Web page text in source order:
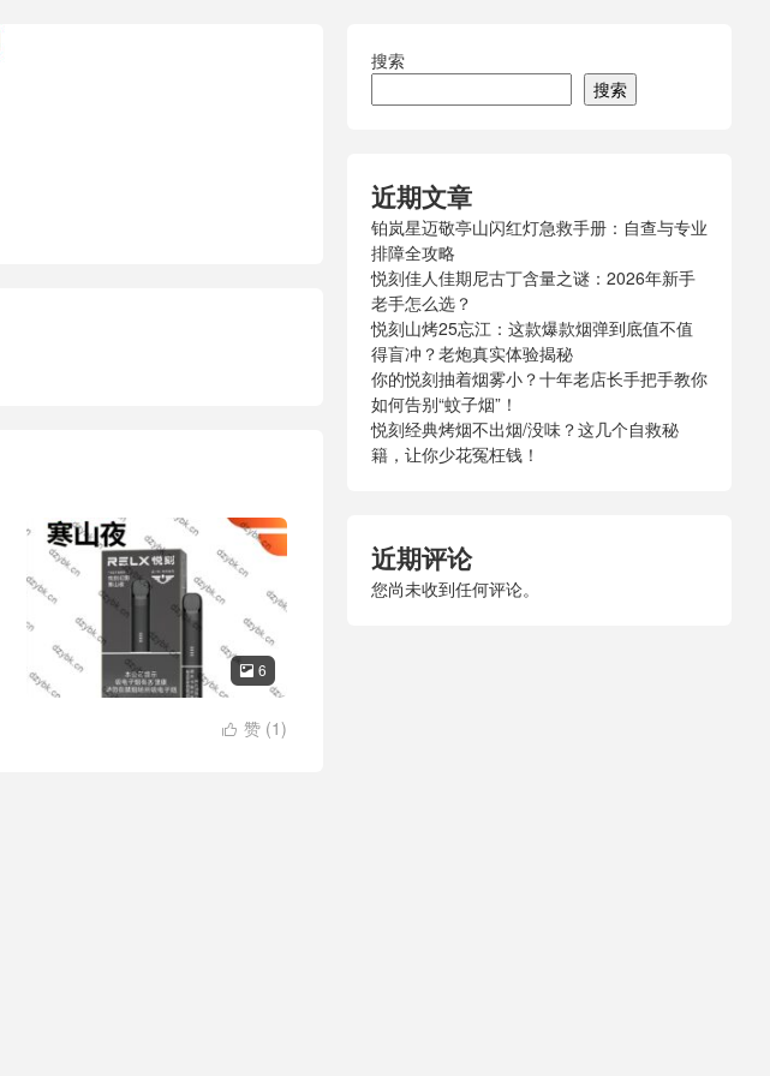
 6
 赞 (1)
搜索
搜索
近期文章
铂岚星迈敬亭山闪红灯急救手册：自查与专业
排障全攻略
悦刻佳人佳期尼古丁含量之谜：2026年新手
老手怎么选？
悦刻山烤25忘江：这款爆款烟弹到底值不值
得盲冲？老炮真实体验揭秘
你的悦刻抽着烟雾小？十年老店长手把手教你
如何告别“蚊子烟”！
悦刻经典烤烟不出烟/没味？这几个自救秘
籍，让你少花冤枉钱！
近期评论
您尚未收到任何评论。